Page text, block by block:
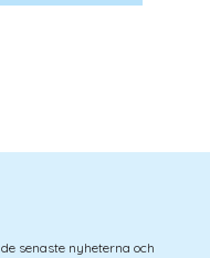
senaste nyheterna och